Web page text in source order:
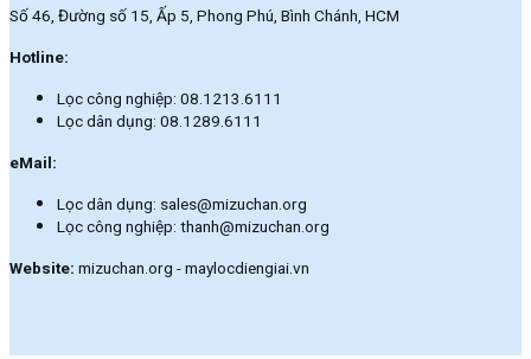
Số 46, Đường số 15, Ấp 5, Phong Phú, Bình Chánh, HCM
Hotline:
Lọc công nghiệp: 08.1213.6111
Lọc dân dụng: 08.1289.6111
eMail:
Lọc dân dụng: sales@mizuchan.org
Lọc công nghiệp: thanh@mizuchan.org
Website: mizuchan.org - maylocdiengiai.vn